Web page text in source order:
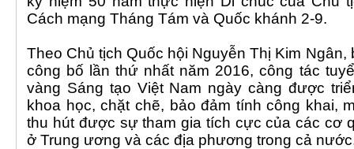
Cách mạng Tháng Tám và Quốc khánh 2-9.
Theo Chủ tịch Quốc hội Nguyễn Thị Kim
công bố lần thứ nhất năm 2016, công tác
vàng Sáng tạo Việt Nam ngày càng được
khoa học, chặt chẽ, bảo đảm tính công khai,
thu hút được sự tham gia tích cực của các cơ
ở Trung ương và các địa phương trong cả